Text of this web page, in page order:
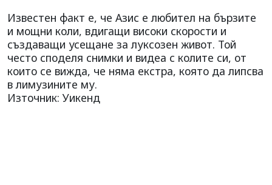
Известен факт е, че Азис е любител на бързите
и мощни коли, вдигащи високи скорости и
създаващи усещане за луксозен живот. Той
често споделя снимки и видеа с колите си, от
които се вижда, че няма екстра, която да липсва
в лимузините му.
Източник: Уикенд